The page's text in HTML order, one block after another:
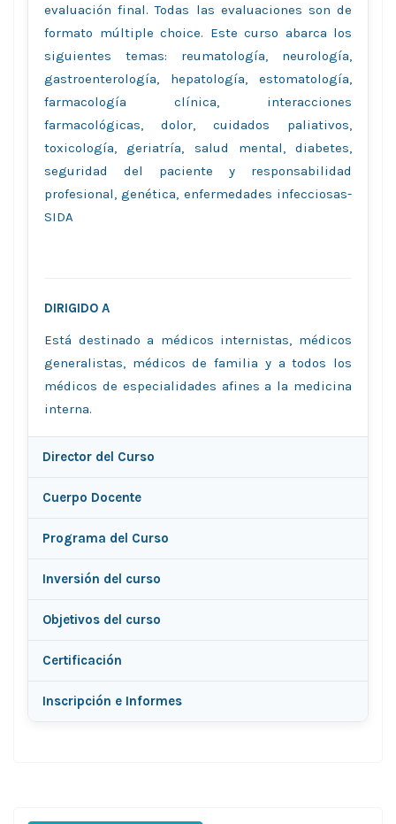
evaluación final. Todas las evaluaciones son de
formato múltiple choice. Este curso abarca los
siguientes temas: reumatología, neurología,
gastroenterología, hepatología, estomatología,
farmacología clínica, interacciones
farmacológicas, dolor, cuidados paliativos,
toxicología, geriatría, salud mental, diabetes,
seguridad del paciente y responsabilidad
profesional, genética, enfermedades infecciosas-
SIDA
DIRIGIDO A
Está destinado a médicos internistas, médicos
generalistas, médicos de familia y a todos los
médicos de especialidades afines a la medicina
interna.
Director del Curso
Cuerpo Docente
Programa del Curso
Inversión del curso
Objetivos del curso
Certificación
Inscripción e Informes